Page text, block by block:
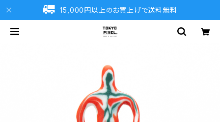
15,000円以上のお買上げで送料無料